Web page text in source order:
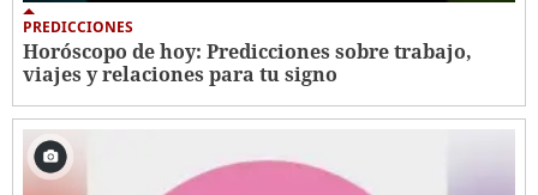
PREDICCIONES
Horóscopo de hoy: Predicciones sobre trabajo,
viajes y relaciones para tu signo